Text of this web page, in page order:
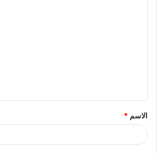
ق
*
الاسم *